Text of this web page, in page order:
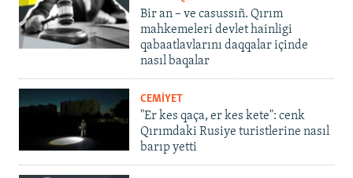
Bir an – ve casussıñ. Qırım
mahkemeleri devlet hainligi
qabaatlavlarını daqqalar içinde
nasıl baqalar
CEMİYET
"Er kes qaça, er kes kete": cenk
Qırımdaki Rusiye turistlerine nasıl
barıp yetti